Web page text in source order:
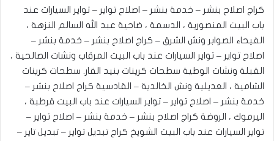
كراج اصلاح بنشر – خدمة بنشر – اصلاح تواير – تواير السيارات عند
باب البيت المنصورية ، الدسمة ، ضاحية عبد الله السالم النزهة ،
الفيحاء ‎الصوابر ونش الشرق – كراج اصلاح بنشر – خدمة بنشر –
اصلاح تواير – تواير السيارات عند باب البيت المرقاب ونشات الصالحية ،
القبلة ونشات الوطية سطحات كرينات بنيد القار. ‎سطحات كرينات
الشامية ، العديلية ونش الخالدية – القادسية كراج اصلاح بنشر –
خدمة بنشر – اصلاح تواير – تواير السيارات عند باب البيت قرطبة ،
اليرموك ، الروضة كراج اصلاح بنشر – خدمة بنشر – اصلاح تواير –
تواير السيارات عند باب البيت الشويخ كراج تبديل تواير – تبديل تاير –